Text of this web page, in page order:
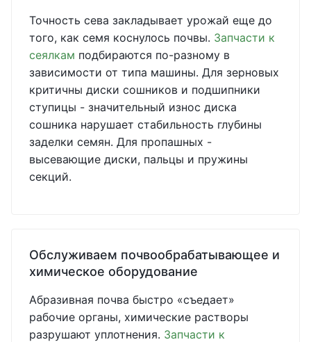
Точность сева закладывает урожай еще до
того, как семя коснулось почвы. Запчасти к
сеялкам подбираются по-разному в
зависимости от типа машины. Для зерновых
критичны диски сошников и подшипники
ступицы - значительный износ диска
сошника нарушает стабильность глубины
заделки семян. Для пропашных -
высевающие диски, пальцы и пружины
секций.
Обслуживаем почвообрабатывающее и
химическое оборудование
Абразивная почва быстро «съедает»
рабочие органы, химические растворы
разрушают уплотнения. Запчасти к